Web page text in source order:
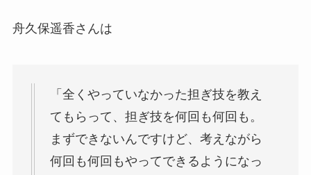
舟久保遥香さんは
「全くやっていなかった担ぎ技を教え
てもらって、担ぎ技を何回も何回も。
まずできないんですけど、考えながら
何回も何回もやってできるようになっ